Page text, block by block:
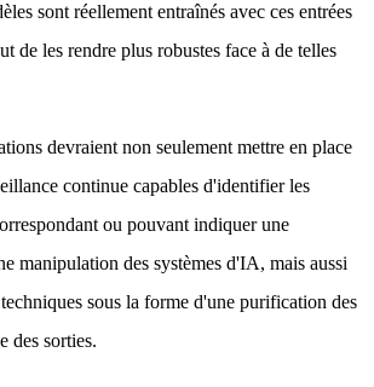
sont réellement entraînés avec ces entrées
de les rendre plus robustes face à de telles
devraient non seulement mettre en place
continue capables d'identifier les
ou pouvant indiquer une
manipulation des systèmes d'IA, mais aussi
sous la forme d'une purification des
des sorties.